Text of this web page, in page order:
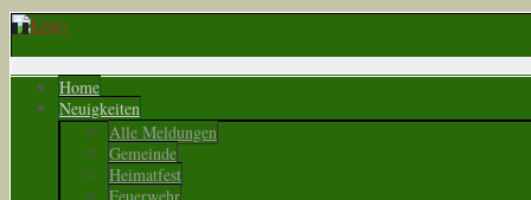
Home
Neuigkeiten
Alle Meldungen
Gemeinde
Heimatfest